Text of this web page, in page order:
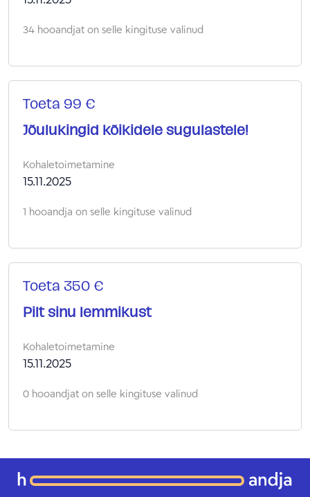
34 hooandjat on selle kingituse valinud
Toeta 99 €
Jõulukingid kõikidele sugulastele!
Kohaletoimetamine
15.11.2025
1 hooandja on selle kingituse valinud
Toeta 350 €
Pilt sinu lemmikust
Kohaletoimetamine
15.11.2025
0 hooandjat on selle kingituse valinud